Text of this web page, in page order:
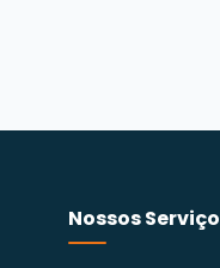
Nossos